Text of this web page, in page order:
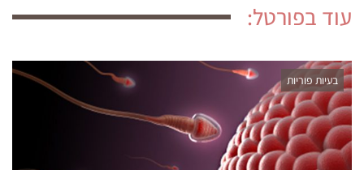
עוד בפורטל:
בעיות פוריות